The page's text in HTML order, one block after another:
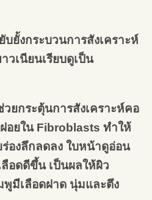
ยั้งกระบวนการสังเคราะห์
วเนียนเรียบดูเป็น
ยกระตุ้นการสังเคราะห์คอ
อยใน Fibroblasts ทำให้
ร่องลึกลดลง ใบหน้าดูอ่อน
ลือดดีขึ้น เป็นผลให้ผิว
มีเลือดฝาด นุ่มและตึง